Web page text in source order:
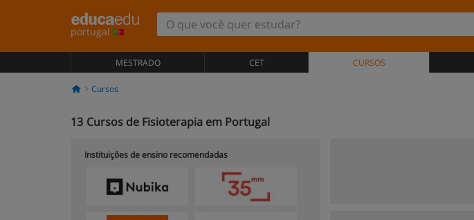
portugal
MESTRADO CET CURSOS
Cursos
13 Cursos de Fisioterapia em Portugal
Instituições de ensino recomendadas